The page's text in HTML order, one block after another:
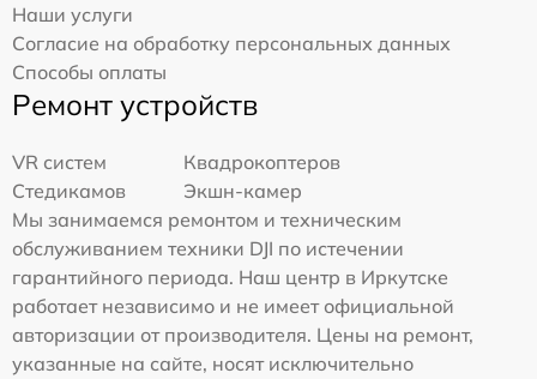
Наши услуги
Согласие на обработку персональных данных
Способы оплаты
Ремонт устройств
VR систем
Квадрокоптеров
Стедикамов
Экшн-камер
Мы занимаемся ремонтом и техническим
обслуживанием техники DJI по истечении
гарантийного периода. Наш центр в Иркутске
работает независимо и не имеет официальной
авторизации от производителя. Цены на ремонт,
указанные на сайте, носят исключительно